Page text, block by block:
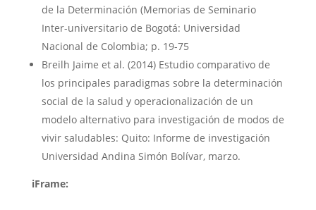
de la Determinación (Memorias de Seminario
Inter-universitario de Bogotá: Universidad
Nacional de Colombia; p. 19-75
Breilh Jaime et al. (2014) Estudio comparativo de
los principales paradigmas sobre la determinación
social de la salud y operacionalización de un
modelo alternativo para investigación de modos de
vivir saludables: Quito: Informe de investigación
Universidad Andina Simón Bolívar, marzo.
iFrame: